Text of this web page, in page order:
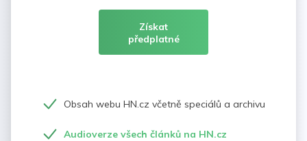
Získat
předplatné
Obsah webu HN.cz včetně speciálů a archivu
Audioverze všech článků na HN.cz